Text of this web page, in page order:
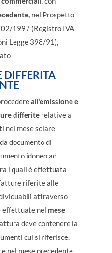
nel Prospetto
1997 (Registro IVA
Legge 398/91),
DIFFERITA
all’emissione e
differiterelative a
nel mese solare
documento di
idoneo ad
i quali è effettuata
fatture riferite alle
attraverso
effettuate nel mese
deve contenere la
cui si riferisce.
nel mese precedente